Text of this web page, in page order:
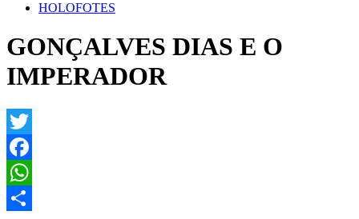
HOLOFOTES
GONÇALVES DIAS E O
IMPERADOR
Twitter
Facebook
WhatsApp